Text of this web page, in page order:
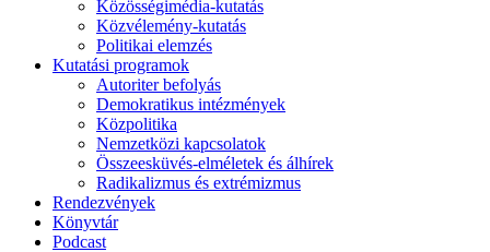
Közösségimédia-kutatás
Közvélemény-kutatás
Politikai elemzés
Kutatási programok
Autoriter befolyás
Demokratikus intézmények
Közpolitika
Nemzetközi kapcsolatok
Összeesküvés-elméletek és álhírek
Radikalizmus és extrémizmus
Rendezvények
Könyvtár
Podcast